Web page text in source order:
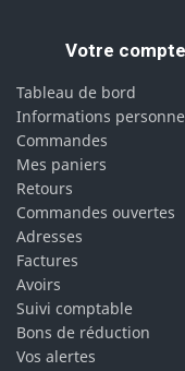
Votre compte
Tableau de bord
Informations
Commandes
Mes paniers
Retours
Commandes ouvertes
Adresses
Factures
Avoirs
Suivi comptable
Bons de réduction
Vos alertes